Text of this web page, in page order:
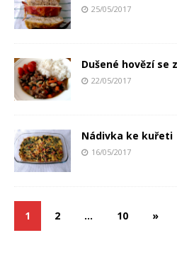
25/05/2017
Dušené hovězí se
22/05/2017
Nádivka ke kuřeti
16/05/2017
1 2 … 10 »